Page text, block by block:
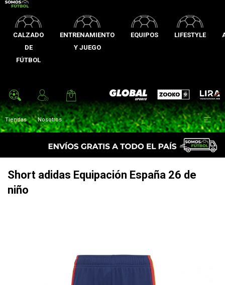
CALZADO
DE
FÚTBOL
ENTRENAMIENTO
Y JUEGO
EQUIPOS LIFESTYLE
Global Sports Zooko Lira
Tiendas Nosotros 
Short adidas Equipación España 26 de
niño